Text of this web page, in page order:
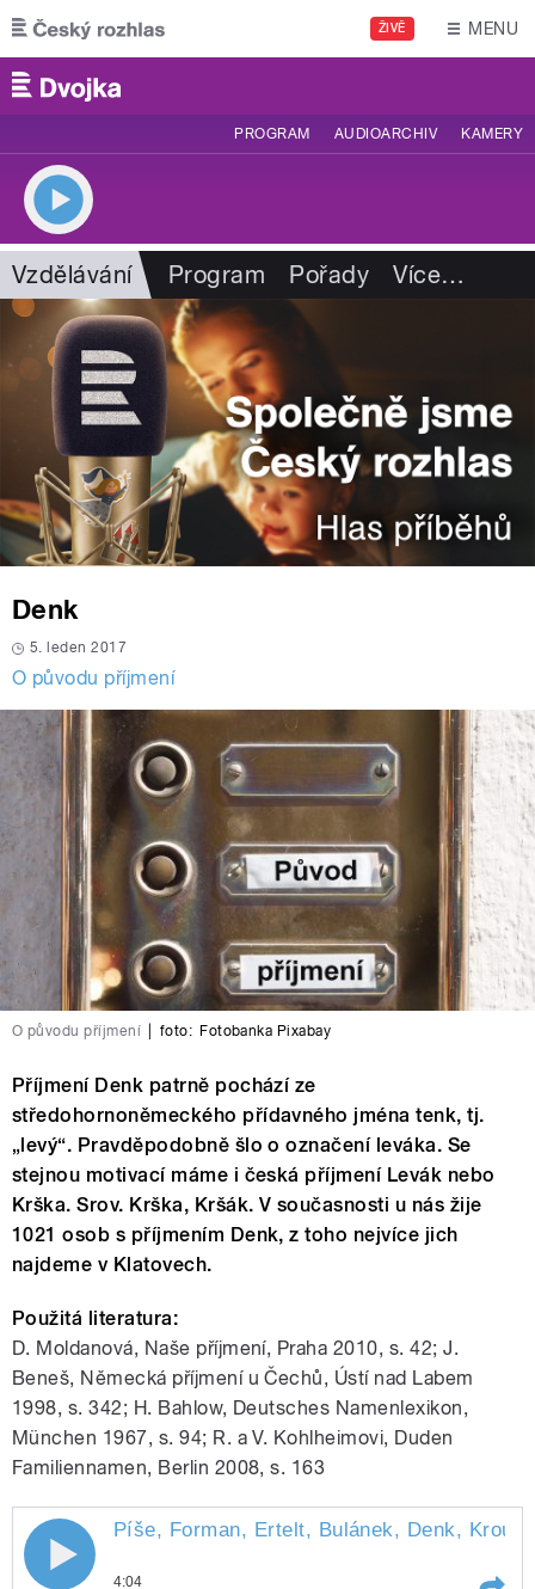
Přejít k hlavnímu obsahu
ŽIVĚ MENU
PROGRAM AUDIOARCHIV KAMERY
Vzdělávání Program Pořady Více…
Denk
5. leden 2017
O původu příjmení
O původu příjmení foto: Fotobanka Pixabay
Příjmení Denk patrně pochází ze
středohornoněmeckého přídavného jména tenk, tj.
„levý“. Pravděpodobně šlo o označení leváka. Se
stejnou motivací máme i česká příjmení Levák nebo
Krška. Srov. Krška, Kršák. V současnosti u nás žije
1021 osob s příjmením Denk, z toho nejvíce jich
najdeme v Klatovech.
Použitá literatura:
D. Moldanová, Naše příjmení, Praha 2010, s. 42; J.
Beneš, Německá příjmení u Čechů, Ústí nad Labem
1998, s. 342; H. Bahlow, Deutsches Namenlexikon,
München 1967, s. 94; R. a V. Kohlheimovi, Duden
Familiennamen, Berlin 2008, s. 163
Píše, Forman, Ertelt, Bulánek, Denk,
4:04